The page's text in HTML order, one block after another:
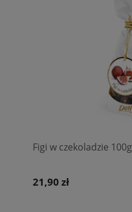
Figi w czekoladzie
21,90 zł